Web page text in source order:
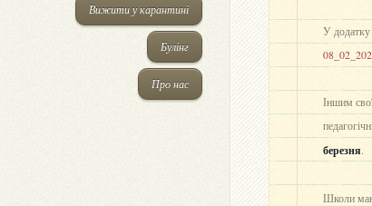
Вижити у карантині
Булінг
Про нас
У додатку
Іншим
березня.
Школи